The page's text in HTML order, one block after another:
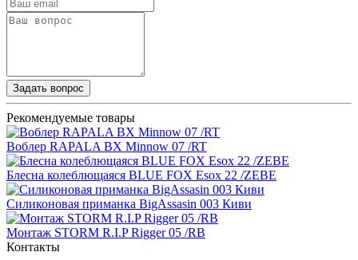
Задать вопрос
Рекомендуемые товары
Воблер RAPALA BX Minnow 07 /RT
Блесна колеблющаяся BLUE FOX Esox 22 /ZEBE
Силиконовая приманка BigAssasin 003 Киви
Монтаж STORM R.I.P Rigger 05 /RB
Контакты